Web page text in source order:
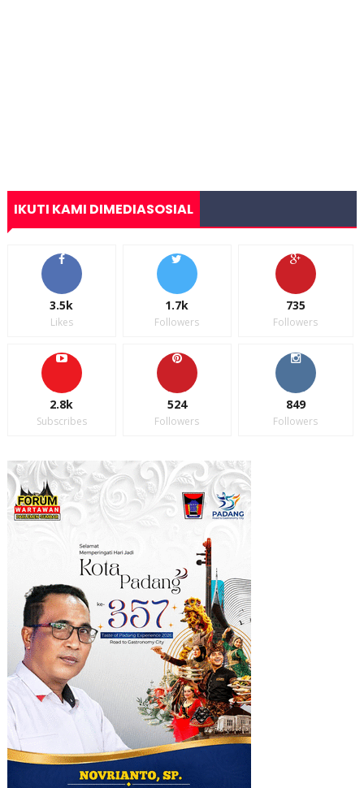
IKUTI KAMI DIMEDIASOSIAL
3.5k
Likes
1.7k
Followers
735
Followers
2.8k
Subscribes
524
Followers
849
Followers